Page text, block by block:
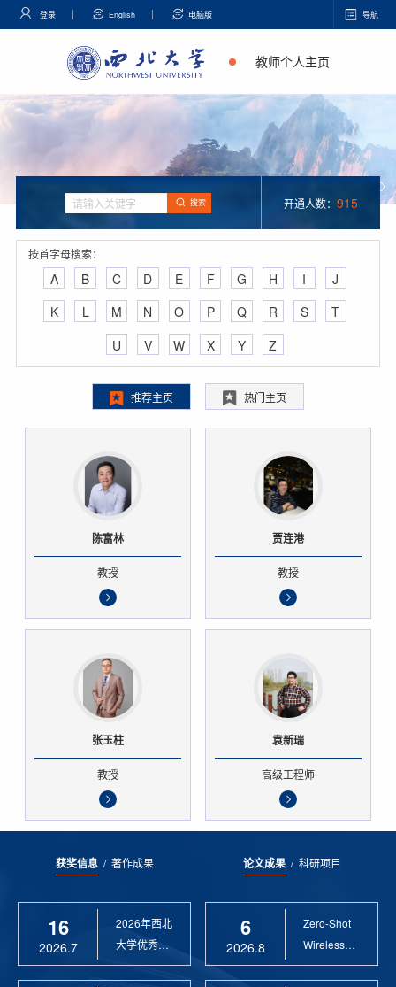
登录 English 电脑版 导航
教师个人主页
搜索 开通人数： 915
按首字母搜索：
A B C D E F G H I
J
K
L M N O P Q R S
T
U
V W X Y Z
推荐主页 热门主页
陈富林
教授
贾连港
教授
张玉柱
教授
袁新瑞
高级工程师
获奖信息/ 著作成果
16
2026.7
2026年西北
大学优秀硕
士论文指导
论文成果/ 科研项目
6
2026.8
Zero-Shot
Wireless
Sensor